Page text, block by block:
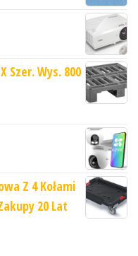
Szer. Wys. 800
Z 4 Kołami
20 Lat